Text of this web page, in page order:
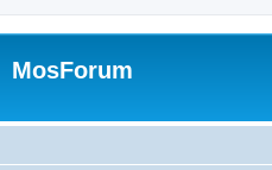
MosForum